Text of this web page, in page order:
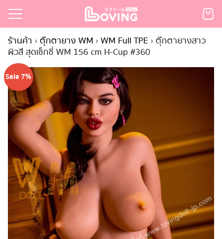
Skip
content
ก
ามแบรนด์
สั่งซื้อ
ะเงิน
ค้า
for:
ร้านค้า › ตุ๊กตายาง WM › WM Full TPE › ตุ๊กตายางสาว
ผิวสี สุดเซ็กซี่ WM 156 cm H-Cup #360
Sale 7%